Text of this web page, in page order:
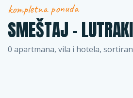
kompletna ponuda
SMEŠTAJ –LUTRAKI
0 apartmana, vila i hotela,